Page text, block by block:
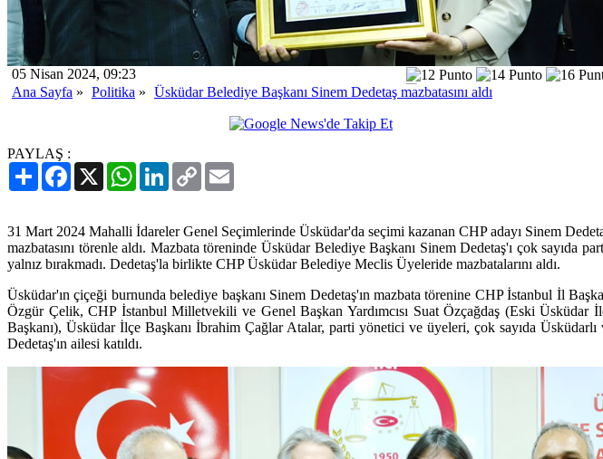
05 Nisan 2024, 09:23
Ana Sayfa » Politika » Üsküdar Belediye Başkanı Sinem Dedetaş mazbatasını aldı
PAYLAŞ :
PaylaşFacebook
X WhatsAppLinkedIn
Copy
Link
31 Mart 2024 Mahalli İdareler Genel Seçimlerinde Üsküdar'da seçimi kazanan CHP adayı Sinem
mazbatasını törenle aldı. Mazbata töreninde Üsküdar Belediye Başkanı Sinem Dedetaş'ı çok sayıda
yalnız bırakmadı. Dedetaş'la birlikte CHP Üsküdar Belediye Meclis Üyeleride mazbatalarını aldı.
Üsküdar'ın çiçeği burnunda belediye başkanı Sinem Dedetaş'ın mazbata törenine CHP İstanbul İl
Özgür Çelik, CHP İstanbul Milletvekili ve Genel Başkan Yardımcısı Suat Özçağdaş (Eski Üsküdar
Başkanı), Üsküdar İlçe Başkanı İbrahim Çağlar Atalar, parti yönetici ve üyeleri, çok sayıda Üsküdarlı
Dedetaş'ın ailesi katıldı.